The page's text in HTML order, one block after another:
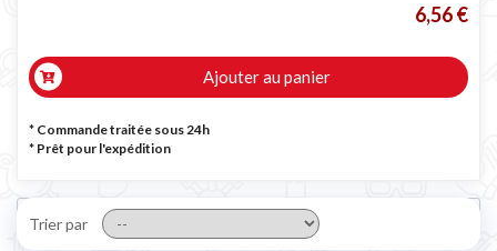
6,56 €
Ajouter au panier
* Commande traitée sous 24h
* Prêt pour l'expédition
Trier par